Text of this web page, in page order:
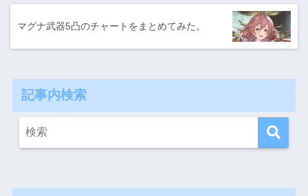
マグナ武器5凸のチャートをまとめてみた。
記事内検索